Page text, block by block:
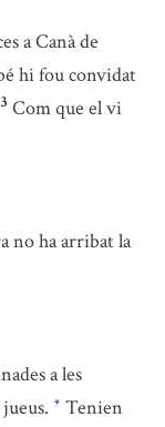
a Canà de
hi fou convidat
3 Com que el vi
no ha arribat la
a les
* Tenien